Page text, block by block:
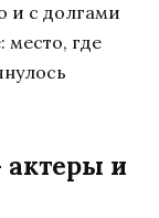
и с долгами
место, где
актеры и